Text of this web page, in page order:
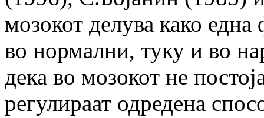
мозокот делува како
во нормални, туку и во
дека во мозокот не
регулираат одредена